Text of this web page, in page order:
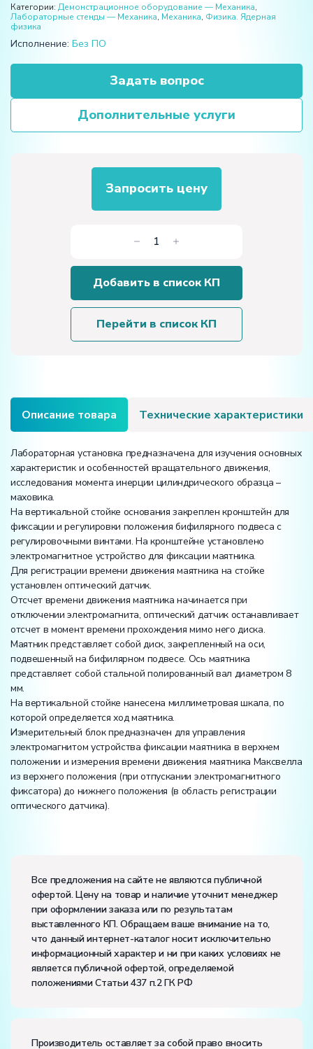
Категории: Демонстрационное оборудование — Механика,
Лабораторные стенды — Механика, Механика, Физика. Ядерная
физика
Исполнение: Без ПО
Задать вопрос
Дополнительные услуги
Запросить цену
Количество
товара
Лабораторная
установка
«Маятник
Максвелла»
Добавить в список КП
Перейти в список КП
Описание товара Технические характеристики
Лабораторная установка предназначена для изучения основных
характеристик и особенностей вращательного движения,
исследования момента инерции цилиндрического образца –
маховика.
На вертикальной стойке основания закреплен кронштейн для
фиксации и регулировки положения бифилярного подвеса с
регулировочными винтами. На кронштейне установлено
электромагнитное устройство для фиксации маятника.
Для регистрации времени движения маятника на стойке
установлен оптический датчик.
Отсчет времени движения маятника начинается при
отключении электромагнита, оптический датчик останавливает
отсчет в момент времени прохождения мимо него диска.
Маятник представляет собой диск, закрепленный на оси,
подвешенный на бифилярном подвесе. Ось маятника
представляет собой стальной полированный вал диаметром 8
мм.
На вертикальной стойке нанесена миллиметровая шкала, по
которой определяется ход маятника.
Измерительный блок предназначен для управления
электромагнитом устройства фиксации маятника в верхнем
положении и измерения времени движения маятника Максвелла
из верхнего положения (при отпускании электромагнитного
фиксатора) до нижнего положения (в область регистрации
оптического датчика).
Потребляемая мощность, В·А:100
Электропитание:
напряжение, В:220
частота, Гц:50
Класс защиты от поражения электрическим током:
Диапазон рабочих температур, ˚С:+10…+35
Влажность, %:до 80
Все предложения на сайте не являются публичной
офертой. Цену на товар и наличие уточнит менеджер
при оформлении заказа или по результатам
выставленного КП. Обращаем ваше внимание на то,
что данный интернет-каталог носит исключительно
информационный характер и ни при каких условиях не
является публичной офертой, определяемой
положениями Статьи 437 п.2 ГК РФ
Производитель оставляет за собой право вносить